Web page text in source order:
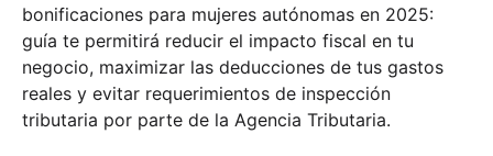
bonificaciones para mujeres autónomas en 2025:
guía te permitirá reducir el impacto fiscal en tu
negocio, maximizar las deducciones de tus gastos
reales y evitar requerimientos de inspección
tributaria por parte de la Agencia Tributaria.